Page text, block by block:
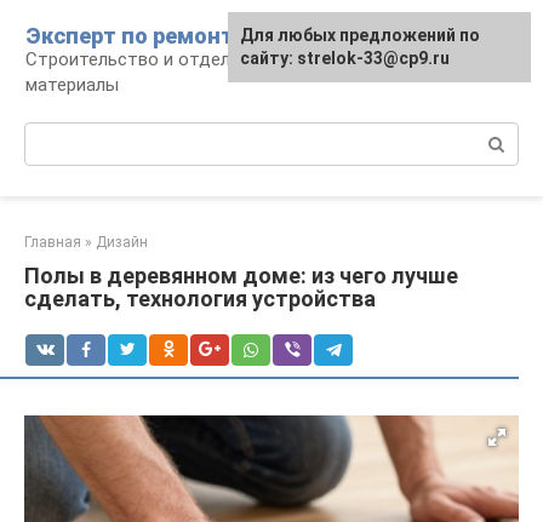
контенту
Эксперт по ремонту
Строительство и отделка: работы и
материалы
Главная » Дизайн
Полы в деревянном доме: из чего лучше
сделать, технология устройства
Для любых предложений по
сайту: strelok-33@cp9.ru
Для любых предложений по
сайту: strelok-33@cp9.ru